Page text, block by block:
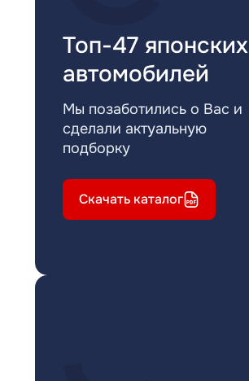
Топ-47 японских
автомобилей
Мы позаботились о Вас и
сделали актуальную
подборку
Скачать каталог